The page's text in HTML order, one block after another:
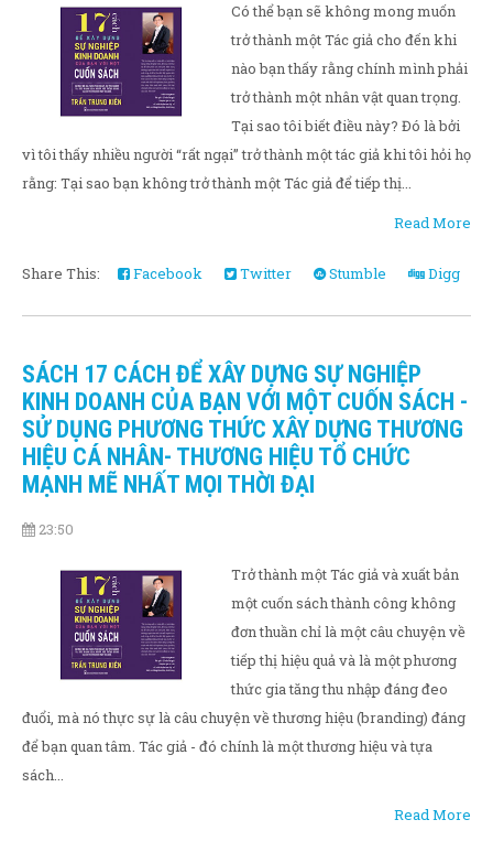
Có thể bạn sẽ không mong muốn
trở thành một Tác giả cho đến khi
nào bạn thấy rằng chính mình phải
trở thành một nhân vật quan trọng.
Tại sao tôi biết điều này? Đó là bởi
vì tôi thấy nhiều người “rất ngại” trở thành một tác giả khi tôi hỏi họ
rằng: Tại sao bạn không trở thành một Tác giả để tiếp thị...
Read More
Share This: Facebook Twitter Stumble Digg
SÁCH 17 CÁCH ĐỂ XÂY DỰNG SỰ NGHIỆP
KINH DOANH CỦA BẠN VỚI MỘT CUỐN SÁCH -
SỬ DỤNG PHƯƠNG THỨC XÂY DỰNG THƯƠNG
HIỆU CÁ NHÂN- THƯƠNG HIỆU TỔ CHỨC
MẠNH MẼ NHẤT MỌI THỜI ĐẠI
23:50
Trở thành một Tác giả và xuất bản
một cuốn sách thành công không
đơn thuần chỉ là một câu chuyện về
tiếp thị hiệu quả và là một phương
thức gia tăng thu nhập đáng đeo
đuổi, mà nó thực sự là câu chuyện về thương hiệu (branding) đáng
để bạn quan tâm. Tác giả - đó chính là một thương hiệu và tựa
sách...
Read More